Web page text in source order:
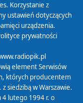
Korzystanie z
ustawień dotyczących
urządzenia.
prywatności
element Serwisów
których producentem
siedzibą w Warszawie.
4 lutego 1994 r. o